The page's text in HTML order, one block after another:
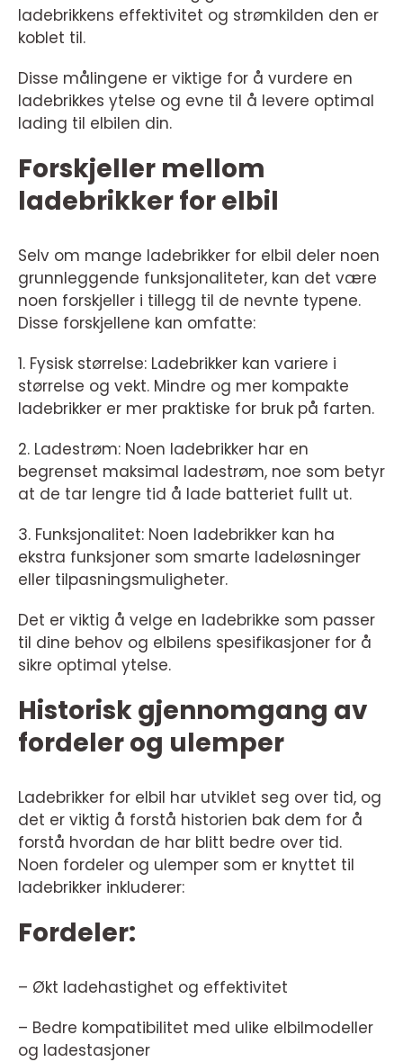
ladebrikkens effektivitet og strømkilden den er
koblet til.
Disse målingene er viktige for å vurdere en
ladebrikkes ytelse og evne til å levere optimal
lading til elbilen din.
Forskjeller mellom
ladebrikker for elbil
Selv om mange ladebrikker for elbil deler noen
grunnleggende funksjonaliteter, kan det være
noen forskjeller i tillegg til de nevnte typene.
Disse forskjellene kan omfatte:
1. Fysisk størrelse: Ladebrikker kan variere i
størrelse og vekt. Mindre og mer kompakte
ladebrikker er mer praktiske for bruk på farten.
2. Ladestrøm: Noen ladebrikker har en
begrenset maksimal ladestrøm, noe som betyr
at de tar lengre tid å lade batteriet fullt ut.
3. Funksjonalitet: Noen ladebrikker kan ha
ekstra funksjoner som smarte ladeløsninger
eller tilpasningsmuligheter.
Det er viktig å velge en ladebrikke som passer
til dine behov og elbilens spesifikasjoner for å
sikre optimal ytelse.
Historisk gjennomgang av
fordeler og ulemper
Ladebrikker for elbil har utviklet seg over tid, og
det er viktig å forstå historien bak dem for å
forstå hvordan de har blitt bedre over tid.
Noen fordeler og ulemper som er knyttet til
ladebrikker inkluderer:
Fordeler:
– Økt ladehastighet og effektivitet
– Bedre kompatibilitet med ulike elbilmodeller
og ladestasjoner